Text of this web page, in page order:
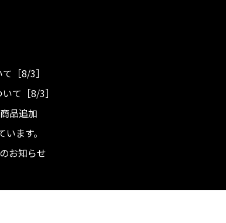
［8/3］
て［8/3］
品追加
ます。
お知らせ